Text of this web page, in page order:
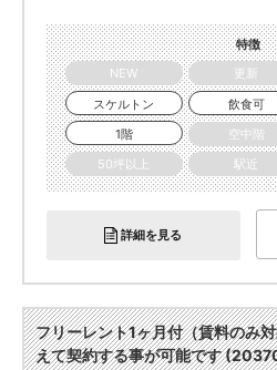
特徴
NEW
更新
スケルトン
飲食可
1階
空中階
50坪以上
駅近
詳細を見る
フリーレント1ヶ月付（賃料のみ
えて契約する事が可能です